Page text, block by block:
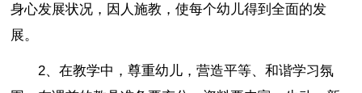
身心发展状况，因人施教，使每个幼儿得到全面的发
展。
2、在教学中，尊重幼儿，营造平等、和谐学习氛